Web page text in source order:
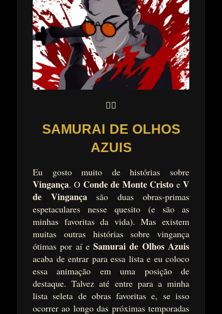
🤹‍♂️
SAMURAI DE OLHOS
AZUIS
Eu gosto muito de histórias sobre
Vingança. O Conde de Monte Cristo eV
de Vingançasão duas obras-primas
espetaculares nesse quesito (e são as
minhas favoritas da vida). Mas existem
muitas outras histórias sobre vingança
ótimas por aí eSamurai de Olhos Azuis
acaba de entrar para essa lista e eu coloco
essa animação em uma posição de
destaque. Talvez até entre para a minha
lista seleta de obras favoritas e, se isso
ocorrer ao longo das próximas temporadas